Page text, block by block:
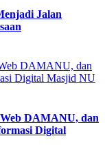
Jalan
DAMANU, dan
Digital